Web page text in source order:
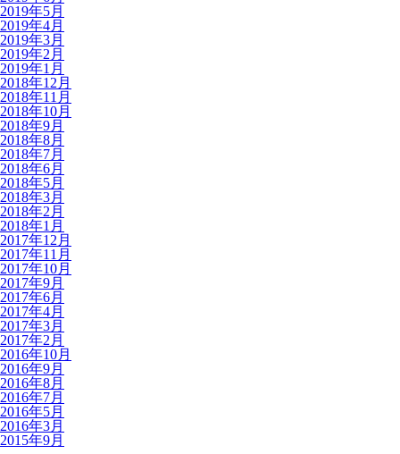
2019年5月
2019年4月
2019年3月
2019年2月
2019年1月
2018年12月
2018年11月
2018年10月
2018年9月
2018年8月
2018年7月
2018年6月
2018年5月
2018年3月
2018年2月
2018年1月
2017年12月
2017年11月
2017年10月
2017年9月
2017年6月
2017年4月
2017年3月
2017年2月
2016年10月
2016年9月
2016年8月
2016年7月
2016年5月
2016年3月
2015年9月